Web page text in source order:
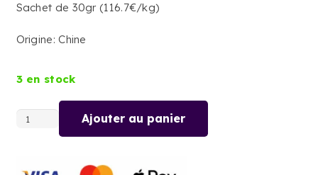
Sachet de 30gr (116.7€/kg)
Origine: Chine
3 en stock
quantité
CITRONNELLE
Ajouter au panier